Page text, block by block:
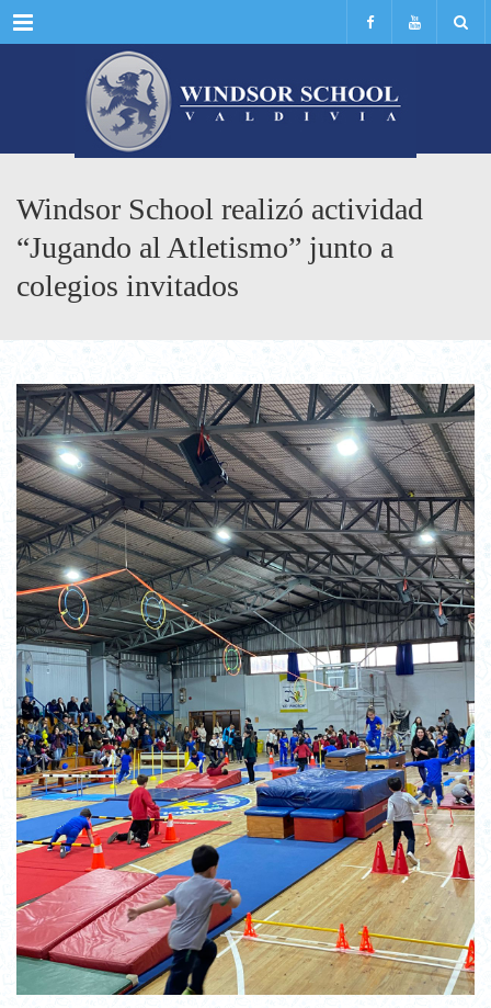
Menu
Windsor School realizó actividad
“Jugando al Atletismo” junto a
colegios invitados